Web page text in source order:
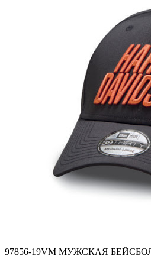
97856-19VM МУЖСКАЯ